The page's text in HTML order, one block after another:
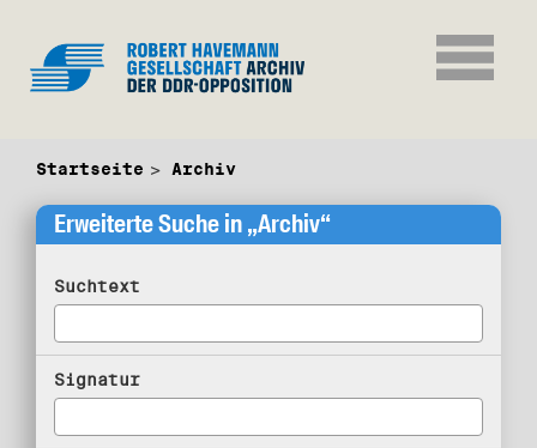
Startseite Archiv
Erweiterte Suche in „Archiv“
Suchtext
Signatur